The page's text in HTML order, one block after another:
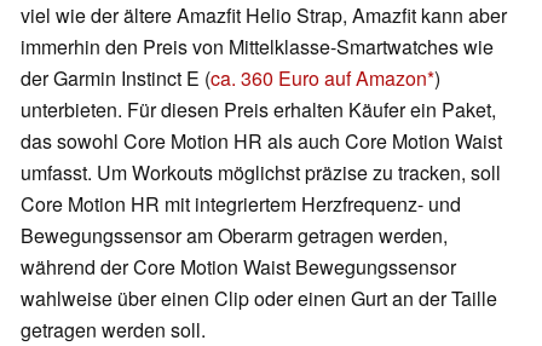
viel wie der ältere Amazfit Helio Strap, Amazfit kann aber
immerhin den Preis von Mittelklasse-Smartwatches wie
der Garmin Instinct E (ca. 360 Euro auf Amazon )
unterbieten. Für diesen Preis erhalten Käufer ein Paket,
das sowohl Core Motion HR als auch Core Motion Waist
umfasst. Um Workouts möglichst präzise zu tracken, soll
Core Motion HR mit integriertem Herzfrequenz- und
Bewegungssensor am Oberarm getragen werden,
während der Core Motion Waist Bewegungssensor
wahlweise über einen Clip oder einen Gurt an der Taille
getragen werden soll.